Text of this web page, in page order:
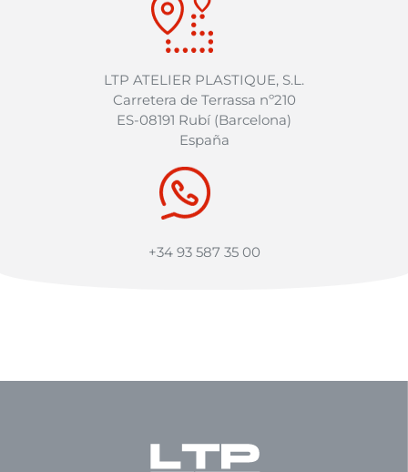
LTP ATELIER PLASTIQUE, S.L.
Carretera de Terrassa nº210
ES-08191 Rubí (Barcelona)
España
+34 93 587 35 00